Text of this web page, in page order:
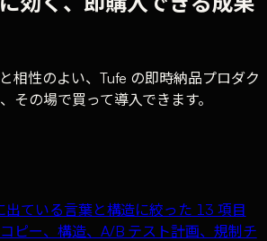
相性のよい、Tufe の即時納品プロダク
その場で買って導入できます。
出ている言葉と構造に絞った 13 項目
ピー、構造、A/B テスト計画、規制チ